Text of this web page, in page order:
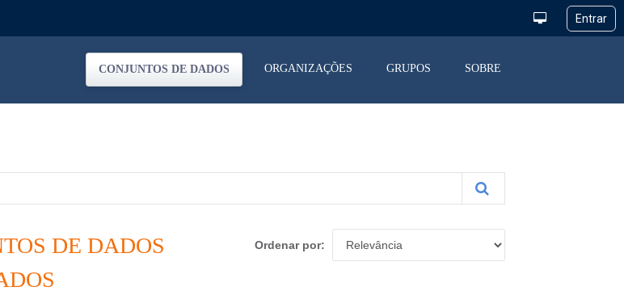
CONJUNTOS DE DADOS ORGANIZAÇÕES GRUPOS SOBRE
Ordenar por
DE DADOS